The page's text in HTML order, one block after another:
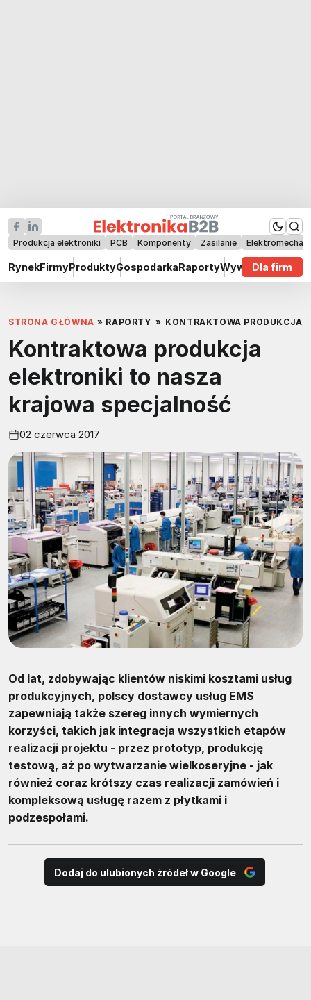
Produkcja elektroniki PCB Komponenty Zasilanie
RynekFirmyProduktyGospodarkaRaportyWywiadyDla firm
STRONA GŁÓWNA » RAPORTY » KONTRAKTOWA PRODUKCJA
Kontraktowa produkcja
elektroniki to nasza
krajowa specjalność
02 czerwca 2017
Od lat, zdobywając klientów niskimi kosztami usług
produkcyjnych, polscy dostawcy usług EMS
zapewniają także szereg innych wymiernych
korzyści, takich jak integracja wszystkich etapów
realizacji projektu - przez prototyp, produkcję
testową, aż po wytwarzanie wielkoseryjne - jak
również coraz krótszy czas realizacji zamówień i
kompleksową usługę razem z płytkami i
podzespołami.
Dodaj do ulubionych źródeł w Google